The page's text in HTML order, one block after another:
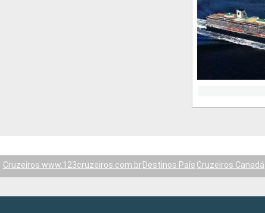
Cruzeiros www.123cruzeiros.com.br Destinos País Cruzeiros Canadá